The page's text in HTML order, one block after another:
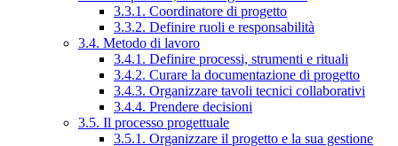
3.3.1. Coordinatore di progetto
3.3.2. Definire ruoli e responsabilità
3.4. Metodo di lavoro
3.4.1. Definire processi, strumenti e rituali
3.4.2. Curare la documentazione di progetto
3.4.3. Organizzare tavoli tecnici collaborativi
3.4.4. Prendere decisioni
3.5. Il processo progettuale
3.5.1. Organizzare il progetto e la sua gestione